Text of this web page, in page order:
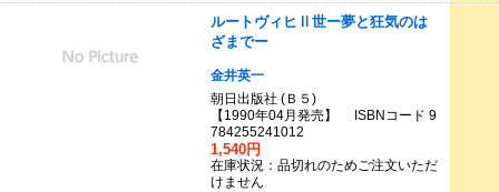
ルートヴィヒⅡ世ー夢と狂気のは
ざまでー
金井英一
朝日出版社 (Ｂ５)
【1990年04月発売】 ISBNコード 9
784255241012
1,540円
在庫状況：品切れのためご注文いただ
けません